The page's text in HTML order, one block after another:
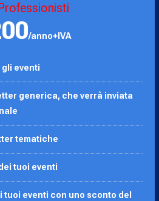
/anno+IVA
eventi
generica, che verrà inviata
tematiche
tuoi eventi
eventi con uno sconto del